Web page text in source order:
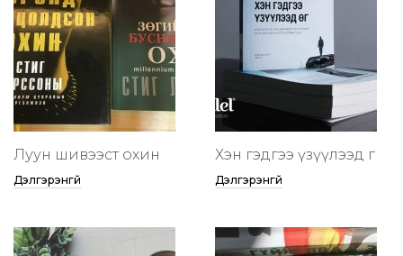
Луун шивээст охин
Дэлгэрэнгүй
Хэн гэдгээ үзүүлээд өг
Дэлгэрэнгүй